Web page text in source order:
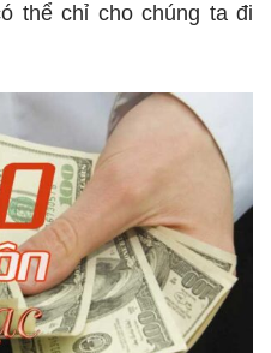
thể chỉ cho chúng ta đi